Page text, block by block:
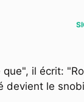
il écrit:
devient le